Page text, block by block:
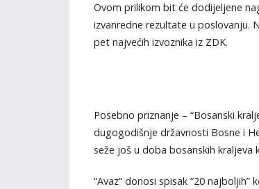
Ovom prilikom bit će dodijeljene
izvanredne rezultate u poslovanju.
pet najvećih izvoznika iz ZDK.
Posebno priznanje – “Bosanski
dugogodišnje državnosti Bosne i
seže još u doba bosanskih kraljeva
“Avaz” donosi spisak “20